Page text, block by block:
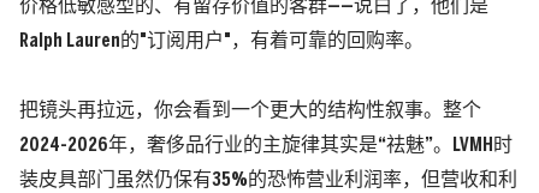
价格低敏感型的、有留存价值的客群——说白了，他们是
Ralph Lauren的"订阅用户"，有着可靠的回购率。
把镜头再拉远，你会看到一个更大的结构性叙事。整个
2024-2026年，奢侈品行业的主旋律其实是“祛魅”。LVMH时
装皮具部门虽然仍保有35%的恐怖营业利润率，但营收和利